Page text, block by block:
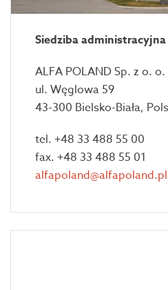
Siedziba administracyjna
ALFA POLAND Sp. z o. o.
ul. Węglowa 59
43-300 Bielsko-Biała,
tel. +48 33 488 55 00
fax. +48 33 488 55 01
alfapoland@alfapoland.pl